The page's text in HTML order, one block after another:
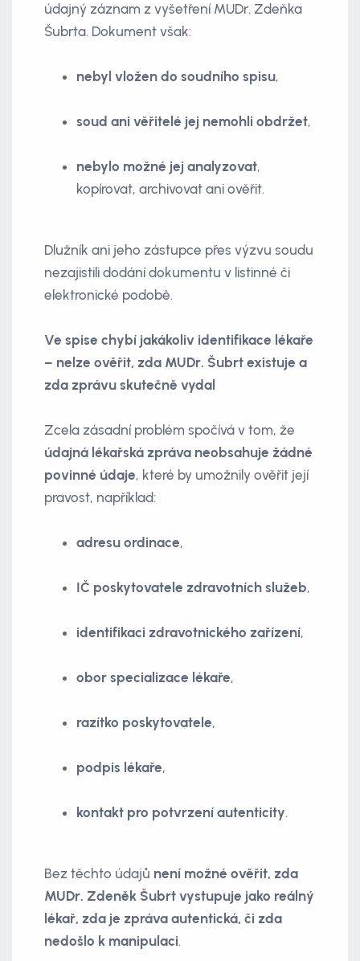
údajný záznam z vyšetření MUDr. Zdeňka
Šubrta. Dokument však:
nebyl vložen do soudního spisu,
soud ani věřitelé jej nemohli obdržet,
nebylo možné jej analyzovat,
kopírovat, archivovat ani ověřit.
Dlužník ani jeho zástupce přes výzvu soudu
nezajistili dodání dokumentu v listinné či
elektronické podobě.
Ve spise chybí jakákoliv identifikace lékaře
– nelze ověřit, zda MUDr. Šubrt existuje a
zda zprávu skutečně vydal
Zcela zásadní problém spočívá v tom, že
údajná lékařská zpráva neobsahuje žádné
povinné údaje, které by umožnily ověřit její
pravost, například:
adresu ordinace,
IČ poskytovatele zdravotních služeb,
identifikaci zdravotnického zařízení,
obor specializace lékaře,
razítko poskytovatele,
podpis lékaře,
kontakt pro potvrzení autenticity.
Bez těchto údajů není možné ověřit, zda
MUDr. Zdeněk Šubrt vystupuje jako reálný
lékař, zda je zpráva autentická, či zda
nedošlo k manipulaci.